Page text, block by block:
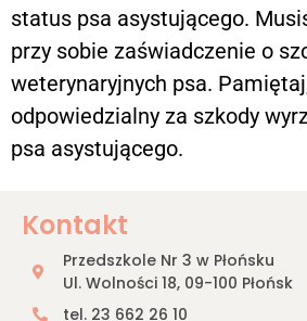
status psa asystującego.
przy sobie zaświadczenie o
weterynaryjnych psa.
odpowiedzialny za szkody
psa asystującego.
Kontakt
Przedszkole Nr 3 w Płońsku
Ul. Wolności 18, 09-100 Płońsk
tel. 23 662 26 10